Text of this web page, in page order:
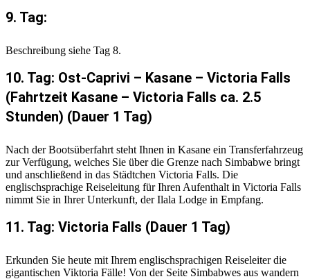
9. Tag:
Beschreibung siehe Tag 8.
10. Tag: Ost-Caprivi – Kasane – Victoria Falls
(Fahrtzeit Kasane – Victoria Falls ca. 2.5
Stunden) (Dauer 1 Tag)
Nach der Bootsüberfahrt steht Ihnen in Kasane ein Transferfahrzeug
zur Verfügung, welches Sie über die Grenze nach Simbabwe bringt
und anschließend in das Städtchen Victoria Falls. Die
englischsprachige Reiseleitung für Ihren Aufenthalt in Victoria Falls
nimmt Sie in Ihrer Unterkunft, der Ilala Lodge in Empfang.
11. Tag: Victoria Falls (Dauer 1 Tag)
Erkunden Sie heute mit Ihrem englischsprachigen Reiseleiter die
gigantischen Viktoria Fälle! Von der Seite Simbabwes aus wandern